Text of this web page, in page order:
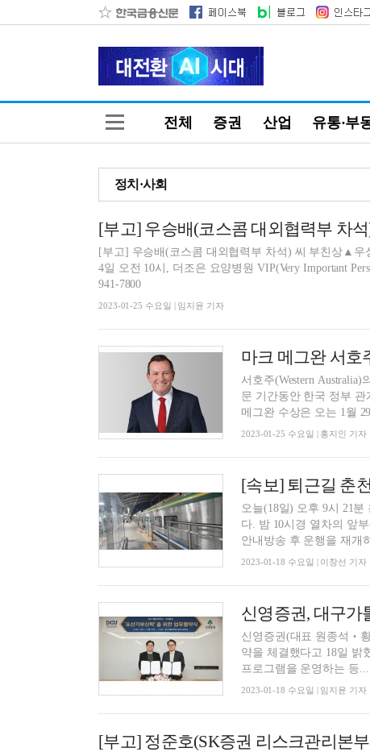
전체 증권 산업 유통·부
정치·사회
[부고] 우승배(코스콤 대외협력부 차
[부고] 우승배(코스콤 대외협력부 차석) 씨 부친상▲우
4일 오전 10시, 더조은 요양병원 VIP(Very Important
941-7800
2023-01-25 수요일 | 임지윤 기자
서호주(Western
문 기간동안 한국 정부
메그완 수상은 오는 1월
2023-01-25 수요일 | 홍지인 기자
[속보] 퇴근길 춘
오늘(18일) 오후 9시 21
다. 밤 10시경 열차의 앞
안내방송 후 운행을 재개
2023-01-18 수요일 | 이창선 기자
신영증권, 대구가
신영증권(대표 원종석‧
약을 체결했다고 18일 밝
프로그램을 운영하는 등...
2023-01-18 수요일 | 임지윤 기자
[부고] 정준호(SK증권 리스크관리본